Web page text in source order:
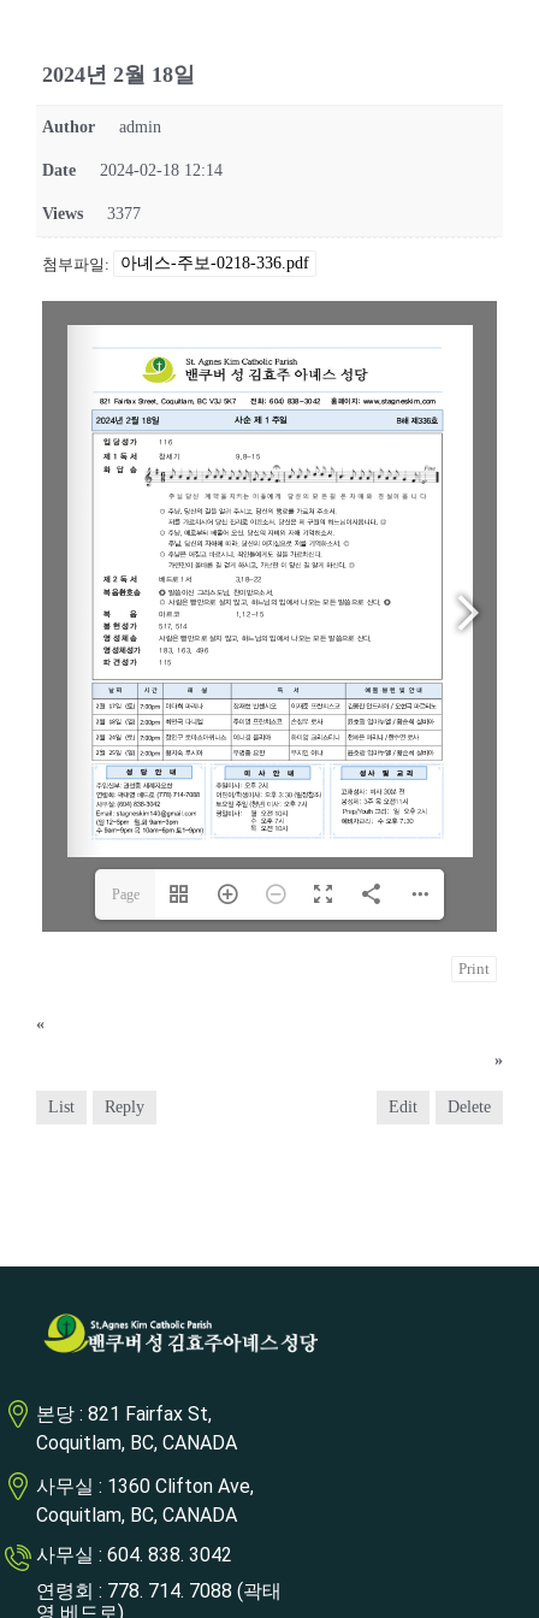
2024년 2월 18일
Author admin
Date 2024-02-18 12:14
Views 3377
첨부파일: 아녜스-주보-0218-336.pdf
Page
Print
«
»
List Reply Edit Delete
본당 : 821 Fairfax St,
Coquitlam, BC, CANADA
사무실 : 1360 Clifton Ave,
Coquitlam, BC, CANADA
사무실 : 604. 838. 3042
연령회 : 778. 714. 7088 (곽태
영 베드로)